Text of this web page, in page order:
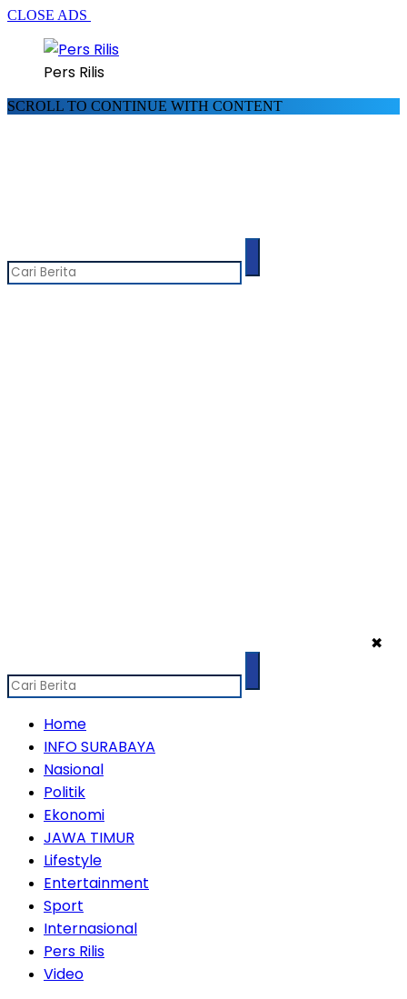
CLOSE ADS
Pers Rilis
SCROLL TO CONTINUE WITH CONTENT
✖
Home
INFO SURABAYA
Nasional
Politik
Ekonomi
JAWA TIMUR
Lifestyle
Entertainment
Sport
Internasional
Pers Rilis
Video